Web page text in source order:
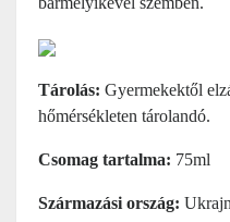
Tárolás: Gyermekektől
hőmérsékleten tárolandó.
Csomag tartalma: 75ml
Származási ország: